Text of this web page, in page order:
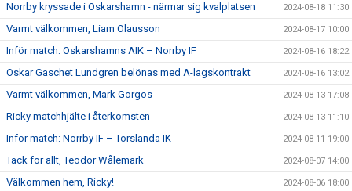
Norrby kryssade i Oskarshamn - närmar sig kvalplatsen 2024-08-18 11:30
Varmt välkommen, Liam Olausson 2024-08-17 10:00
Inför match: Oskarshamns AIK – Norrby IF 2024-08-16 18:22
Oskar Gaschet Lundgren belönas med A-lagskontrakt 2024-08-16 13:02
Varmt välkommen, Mark Gorgos 2024-08-13 17:08
Ricky matchhjälte i återkomsten 2024-08-13 11:10
Inför match: Norrby IF – Torslanda IK 2024-08-11 19:00
Tack för allt, Teodor Wålemark 2024-08-07 14:00
Välkommen hem, Ricky! 2024-08-06 18:00